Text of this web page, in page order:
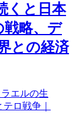
くと日本
戦略、デ
との経済